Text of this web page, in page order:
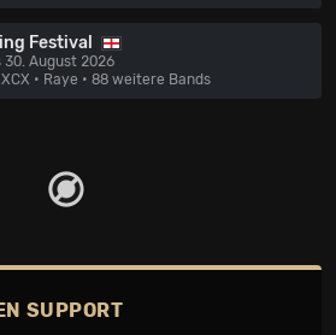
Festival
30. August 2026
• Raye • 88 weitere Bands
SUPPORT